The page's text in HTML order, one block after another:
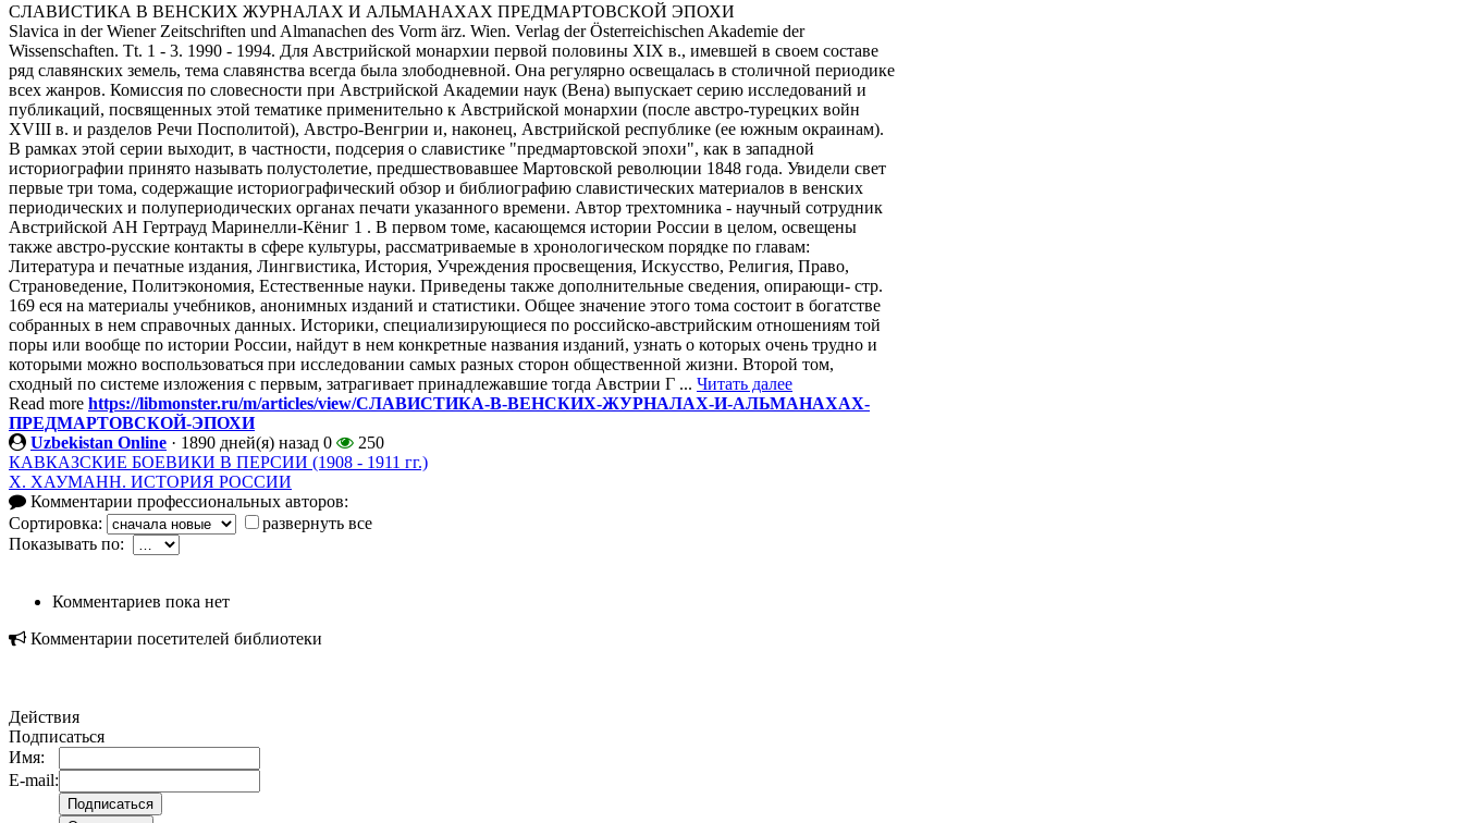
СЛАВИСТИКА В ВЕНСКИХ ЖУРНАЛАХ И АЛЬМАНАХАХ ПРЕДМАРТОВСКОЙ ЭПОХИ
Slavica in der Wiener Zeitschriften und Almanachen des Vorm ärz. Wien. Verlag der Österreichischen Akademie der
Wissenschaften. Tt. 1 - 3. 1990 - 1994. Для Австрийской монархии первой половины XIX в., имевшей в своем составе
ряд славянских земель, тема славянства всегда была злободневной. Она регулярно освещалась в столичной периодике
всех жанров. Комиссия по словесности при Австрийской Академии наук (Вена) выпускает серию исследований и
публикаций, посвященных этой тематике применительно к Австрийской монархии (после австро-турецких войн
XVIII в. и разделов Речи Посполитой), Австро-Венгрии и, наконец, Австрийской республике (ее южным окраинам).
В рамках этой серии выходит, в частности, подсерия о славистике "предмартовской эпохи", как в западной
историографии принято называть полустолетие, предшествовавшее Мартовской революции 1848 года. Увидели свет
первые три тома, содержащие историографический обзор и библиографию славистических материалов в венских
периодических и полупериодических органах печати указанного времени. Автор трехтомника - научный сотрудник
Австрийской АН Гертрауд Маринелли-Кёниг 1 . В первом томе, касающемся истории России в целом, освещены
также австро-русские контакты в сфере культуры, рассматриваемые в хронологическом порядке по главам:
Литература и печатные издания, Лингвистика, История, Учреждения просвещения, Искусство, Религия, Право,
Страноведение, Политэкономия, Естественные науки. Приведены также дополнительные сведения, опирающи- стр.
169 еся на материалы учебников, анонимных изданий и статистики. Общее значение этого тома состоит в богатстве
собранных в нем справочных данных. Историки, специализирующиеся по российско-австрийским отношениям той
поры или вообще по истории России, найдут в нем конкретные названия изданий, узнать о которых очень трудно и
которыми можно воспользоваться при исследовании самых разных сторон общественной жизни. Второй том,
сходный по системе изложения с первым, затрагивает принадлежавшие тогда Австрии Г ... Читать далее
Read more https://libmonster.ru/m/articles/view/СЛАВИСТИКА-В-ВЕНСКИХ-ЖУРНАЛАХ-И-АЛЬМАНАХАХ-
ПРЕДМАРТОВСКОЙ-ЭПОХИ
Uzbekistan Online · 1890 дней(я) назад 0
250
КАВКАЗСКИЕ БОЕВИКИ В ПЕРСИИ (1908 - 1911 гг.)
X. ХАУМАНН. ИСТОРИЯ РОССИИ
Комментарии профессиональных авторов:
Сортировка:
развернуть все
Показывать по:
Комментариев пока нет
Комментарии посетителей библиотеки
Действия
Подписаться
Имя:
E-mail: